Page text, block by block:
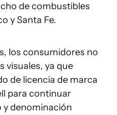
de combustibles
y Santa Fe.
los consumidores no
visuales, ya que
de licencia de marca
para continuar
y denominación